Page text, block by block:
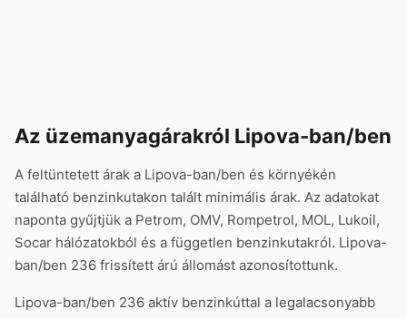
Az üzemanyagárakról Lipova-ban/ben
A feltüntetett árak a Lipova-ban/ben és környékén
található benzinkutakon talált minimális árak. Az adatokat
naponta gyűjtjük a Petrom, OMV, Rompetrol, MOL, Lukoil,
Socar hálózatokból és a független benzinkutakról. Lipova-
ban/ben 236 frissített árú állomást azonosítottunk.
Lipova-ban/ben 236 aktív benzinkúttal a legalacsonyabb